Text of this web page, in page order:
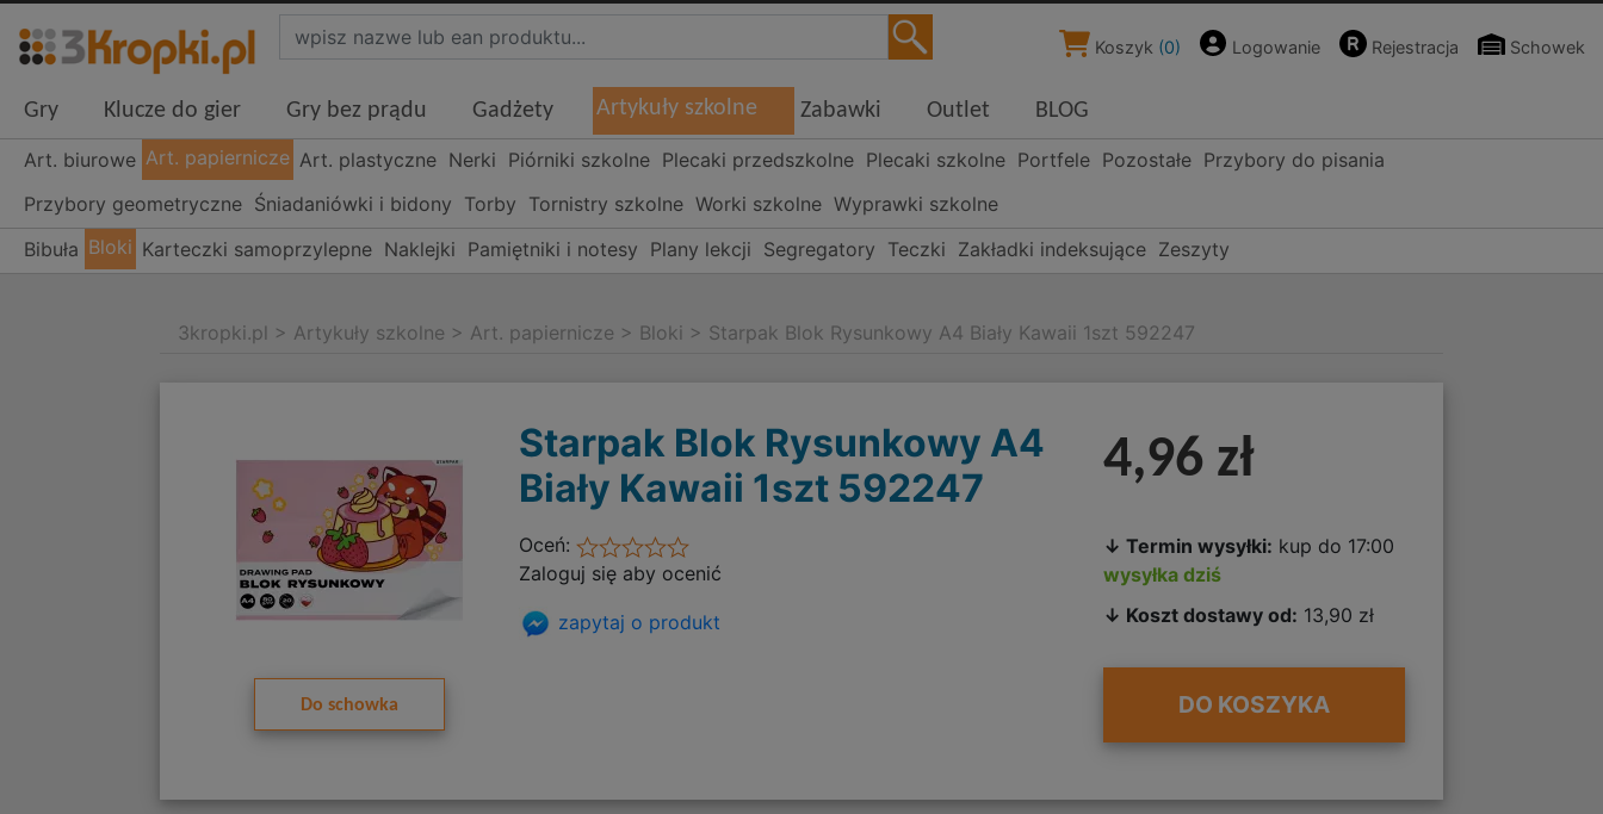
Koszyk (0) Logowanie Rejestracja Schowek
Gry Klucze do gier Gry bez prądu Gadżety Artykuły szkolne Zabawki Outlet BLOG
Art. biurowe Art. papiernicze Art. plastyczne Nerki Piórniki szkolne Plecaki przedszkolne Plecaki szkolne Portfele Pozostałe Przybory do pisania
Przybory geometryczne Śniadaniówki i bidony Torby Tornistry szkolne Worki szkolne Wyprawki szkolne
Bibuła Bloki Karteczki samoprzylepne Naklejki Pamiętniki i notesy Plany lekcji Segregatory Teczki Zakładki indeksujące Zeszyty
3kropki.pl > Artykuły szkolne > Art. papiernicze > Bloki > Starpak Blok Rysunkowy A4 Biały Kawaii 1szt 592247
Do schowka
Starpak Blok Rysunkowy A4
Biały Kawaii 1szt 592247
Oceń:
Zaloguj się aby ocenić
zapytaj o produkt
4,96 zł
↓ Termin wysyłki: kup do 17:00
wysyłka dziś
↓ Koszt dostawy od: 13,90 zł
DO KOSZYKA